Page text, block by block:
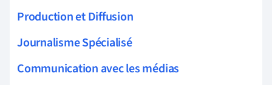
Production et Diffusion
Journalisme Spécialisé
Communication avec les médias